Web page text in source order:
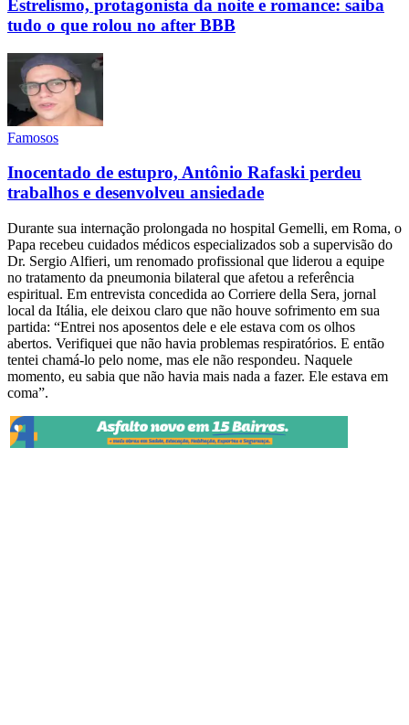
Estrelismo, protagonista da noite e romance: saiba
tudo o que rolou no after BBB
Famosos
Inocentado de estupro, Antônio Rafaski perdeu
trabalhos e desenvolveu ansiedade
Durante sua internação prolongada no hospital Gemelli, em Roma, o
Papa recebeu cuidados médicos especializados sob a supervisão do
Dr. Sergio Alfieri, um renomado profissional que liderou a equipe
no tratamento da pneumonia bilateral que afetou a referência
espiritual. Em entrevista concedida ao Corriere della Sera, jornal
local da Itália, ele deixou claro que não houve sofrimento em sua
partida: “Entrei nos aposentos dele e ele estava com os olhos
abertos. Verifiquei que não havia problemas respiratórios. E então
tentei chamá-lo pelo nome, mas ele não respondeu. Naquele
momento, eu sabia que não havia mais nada a fazer. Ele estava em
coma”.